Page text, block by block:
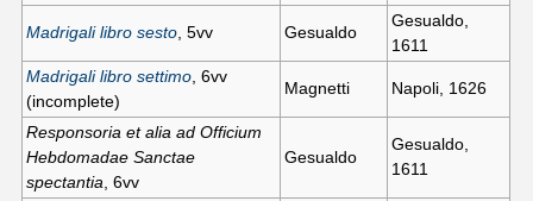
Madrigali libro sesto , 5vv Gesualdo
Gesualdo,
1611
Madrigali libro settimo , 6vv
(incomplete)
Magnetti Napoli, 1626
Responsoria et alia ad Officium
Hebdomadae Sanctae
spectantia , 6vv
Gesualdo
Gesualdo,
1611